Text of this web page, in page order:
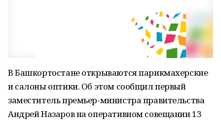
В Башкортостане открываются парикмахерские
и салоны оптики. Об этом сообщил первый
заместитель премьер-министра правительства
Андрей Назаров на оперативном совещании 13